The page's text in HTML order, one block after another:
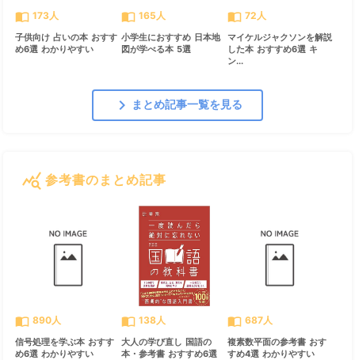
import_contacts 173人
子供向け 占いの本 おすす
め6選 わかりやすい
import_contacts 165人
小学生におすすめ 日本地
図が学べる本 5選
import_contacts 72人
マイケルジャクソンを解説
した本 おすすめ6選 キ
ン...
chevron_right まとめ記事一覧を見る
query_stats 参考書のまとめ記事
import_contacts 890人
信号処理を学ぶ本 おすす
め6選 わかりやすい
import_contacts 138人
大人の学び直し 国語の
本・参考書 おすすめ6選
import_contacts 687人
複素数平面の参考書 おす
すめ4選 わかりやすい